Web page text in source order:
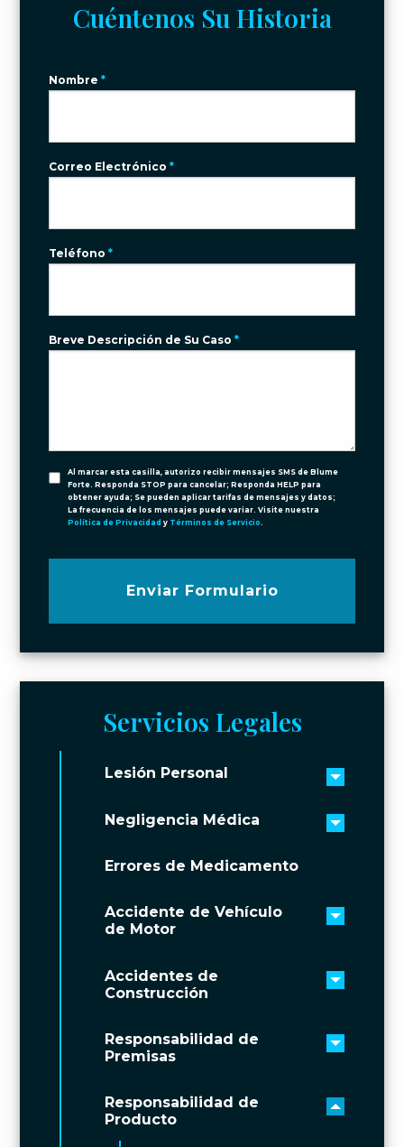
Cuéntenos Su Historia
Nombre*
Correo Electrónico*
Teléfono*
Breve Descripción de Su Caso*
Al marcar esta casilla, autorizo recibir mensajes SMS de Blume
Forte. Responda STOP para cancelar; Responda HELP para
obtener ayuda; Se pueden aplicar tarifas de mensajes y datos;
La frecuencia de los mensajes puede variar. Visite nuestra
Política de Privacidad y Términos de Servicio.
Enviar Formulario
Servicios Legales
Lesión Personal
Toggle
Negligencia Médica
Toggle
Errores de Medicamento
Accidente de Vehículo
de Motor
Toggle
Accidentes de
Construcción
Toggle
Responsabilidad de
Premisas
Toggle
Responsabilidad de
Producto
Toggle